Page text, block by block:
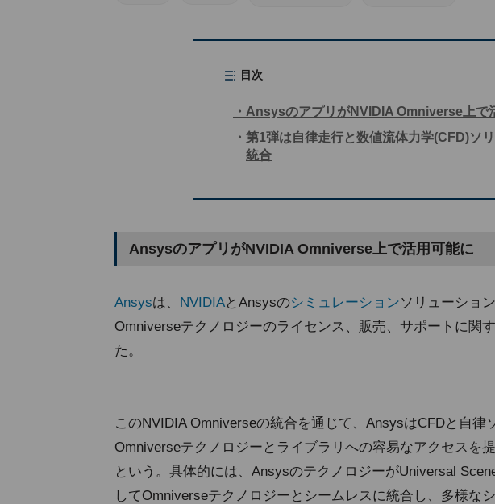
目次
AnsysのアプリがNVIDIA Omniverse上で
第1弾は自律走行と数値流体力学(CFD)ソ
統合
AnsysのアプリがNVIDIA Omniverse上で活用可能に
Ansysは、 NVIDIAとAnsysのシミュレーションソリューショ
Omniverseテクノロジーのライセンス、販売、サポートに関
た。
このNVIDIA Omniverseの統合を通じて、AnsysはCFDと自律
Omniverseテクノロジーとライブラリへの容易なアクセスを
という。具体的には、AnsysのテクノロジーがUniversal
してOmniverseテクノロジーとシームレスに統合し、多様な